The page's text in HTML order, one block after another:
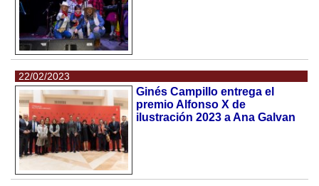
22/02/2023
Ginés Campillo entrega el
premio Alfonso X de
ilustración 2023 a Ana Galvan